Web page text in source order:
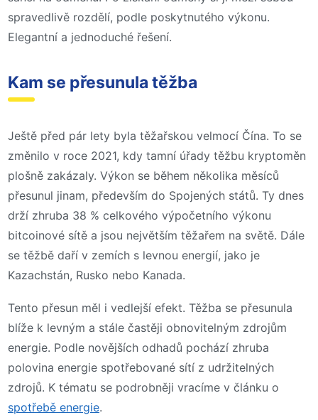
spravedlivě rozdělí, podle poskytnutého výkonu.
Elegantní a jednoduché řešení.
Kam se přesunula těžba
Ještě před pár lety byla těžařskou velmocí Čína. To se
změnilo v roce 2021, kdy tamní úřady těžbu kryptoměn
plošně zakázaly. Výkon se během několika měsíců
přesunul jinam, především do Spojených států. Ty dnes
drží zhruba 38 % celkového výpočetního výkonu
bitcoinové sítě a jsou největším těžařem na světě. Dále
se těžbě daří v zemích s levnou energií, jako je
Kazachstán, Rusko nebo Kanada.
Tento přesun měl i vedlejší efekt. Těžba se přesunula
blíže k levným a stále častěji obnovitelným zdrojům
energie. Podle novějších odhadů pochází zhruba
polovina energie spotřebované sítí z udržitelných
zdrojů. K tématu se podrobněji vracíme v článku o
spotřebě energie.